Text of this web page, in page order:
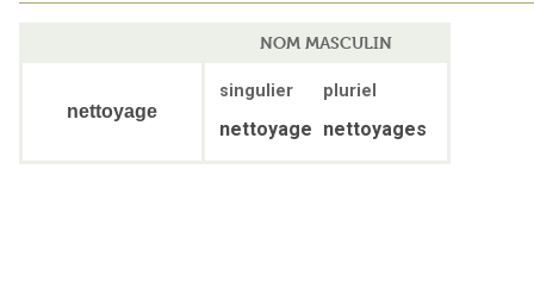
NOM MASCULIN
nettoyage
singulier pluriel
nettoyage nettoyages